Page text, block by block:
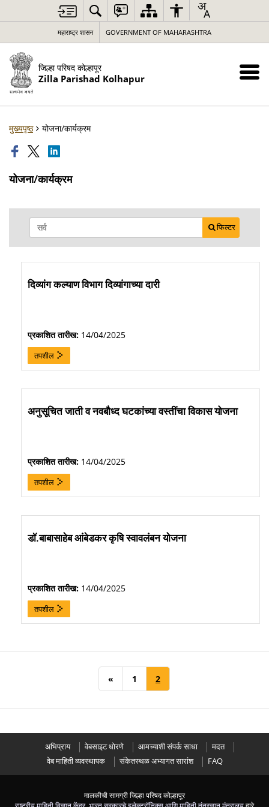
महाराष्ट्र शासन GOVERNMENT OF MAHARASHTRA
जिल्हा परिषद कोल्हापूर
Zilla Parishad Kolhapur
मुख्यपृष्ठ योजना/कार्यक्रम
योजना/कार्यक्रम
फिल्टर
दिव्यांग कल्याण विभाग दिव्यांगाच्या दारी
प्रकाशित तारीख: 14/04/2025
तपशील
अनुसूचित जाती व नवबौध्द घटकांच्या वस्तींचा विकास योजना
प्रकाशित तारीख: 14/04/2025
तपशील
डॉ.बाबासाहेब आंबेडकर कृषि स्वावलंबन योजना
प्रकाशित तारीख: 14/04/2025
तपशील
« 1 2
अभिप्राय वेबसाइट धोरणे आमच्याशी संपर्क साधा
मदत
वेब माहिती व्यवस्थापक
संकेतस्थळ अभ्यागत सारांश FAQ
मालकीची सामग्री जिल्हा परिषद कोल्हापूर